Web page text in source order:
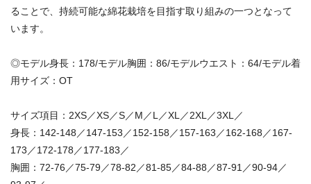
ることで、持続可能な綿花栽培を目指す取り組みの一つとなって
います。
◎モデル身長：178/モデル胸囲：86/モデルウエスト：64/モデル着
用サイズ：OT
サイズ項目：2XS／XS／S／M／L／XL／2XL／3XL／
身長：142-148／147-153／152-158／157-163／162-168／167-
173／172-178／177-183／
胸囲：72-76／75-79／78-82／81-85／84-88／87-91／90-94／